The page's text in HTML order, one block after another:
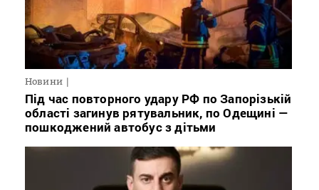
Новини
Під час повторного удару РФ по Запорізькій
області загинув рятувальник, по Одещині —
пошкоджений автобус з дітьми